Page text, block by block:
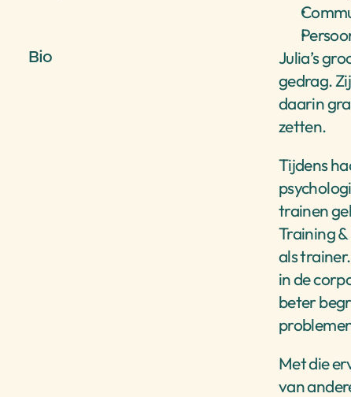
Bio
Julia’s
gedrag.
daarin
zetten.
Tijdens
trainen
Training
als
in de
beter
Met die
van